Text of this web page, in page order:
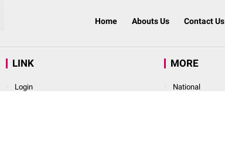
Home Abouts Us Contact Us
LINK
Login
MORE
National